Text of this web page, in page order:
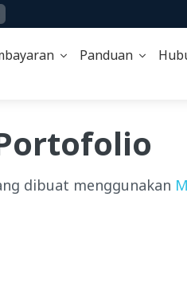
Panduan
dibuat menggunakan